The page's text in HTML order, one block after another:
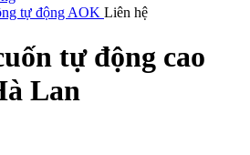
tự động AOK Liên hệ
tự động cao
Lan